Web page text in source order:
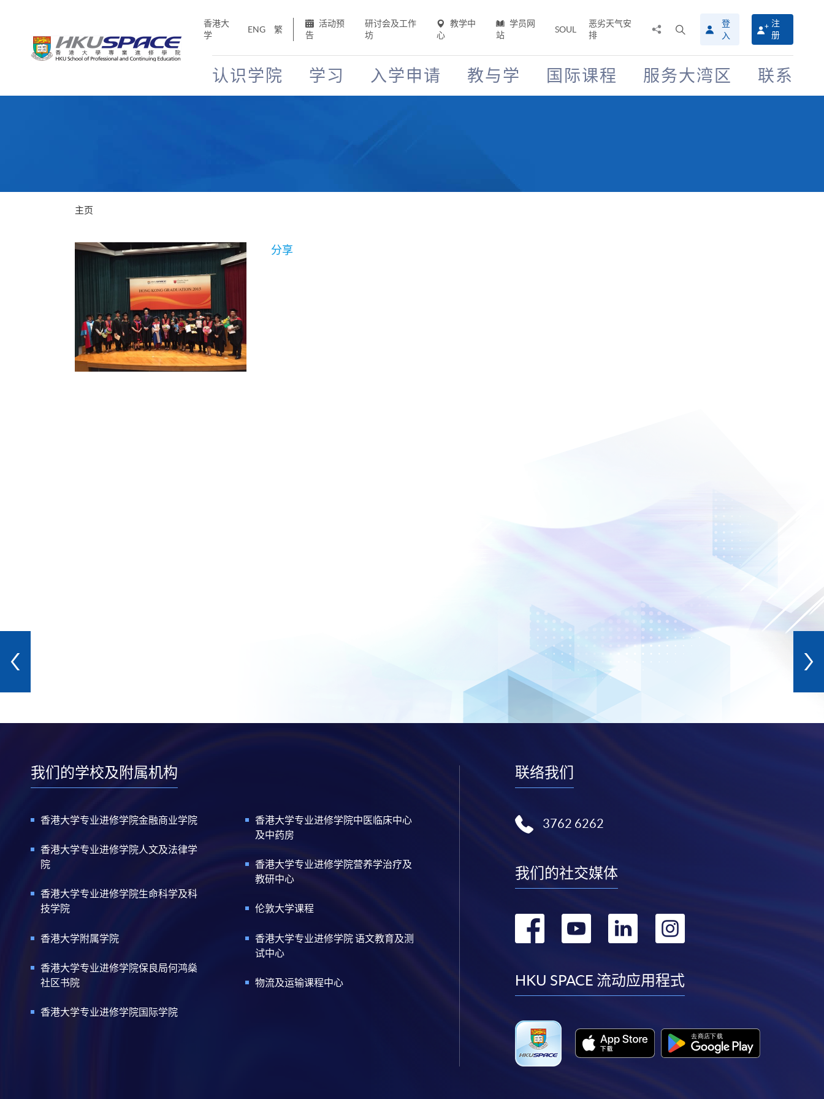
香港大
学
ENG 繁
活动预
告
研讨会及工作
坊
教学中
心
学员网
站
SOUL
恶劣天气安
排
搜
寻
介
面
登
入
注
册
认识学院 学习 入学申请 教与学 国际课程 服务大湾区 联系
主页
分享
我们的学校及附属机构
香港大学专业进修学院金融商业学院
香港大学专业进修学院人文及法律学
院
香港大学专业进修学院生命科学及科
技学院
香港大学附属学院
香港大学专业进修学院保良局何鸿燊
社区书院
香港大学专业进修学院国际学院
香港大学专业进修学院中医临床中心
及中药房
香港大学专业进修学院营养学治疗及
教研中心
伦敦大学课程
香港大学专业进修学院 语文教育及测
试中心
物流及运输课程中心
联络我们
3762 6262
我们的社交媒体
转
facebook
转
youtube
转
linkedin
转
instagram
HKU SPACE 流动应用程式